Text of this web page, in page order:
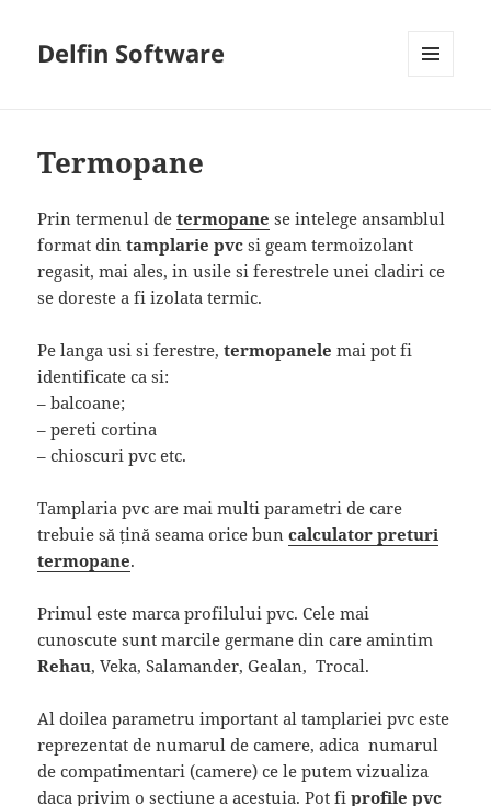
Delfin Software
Termopane
Prin termenul determopane se intelege ansamblul
format dintamplarie pvc si geam termoizolant
regasit, mai ales, in usile si ferestrele unei cladiri ce
se doreste a fi izolata termic.
Pe langa usi si ferestre,termopanele mai pot fi
identificate ca si:
– balcoane;
– pereti cortina
– chioscuri pvc etc.
Tamplaria pvc are mai multi parametri de care
trebuie să țină seama orice buncalculator preturi
termopane.
Primul este marca profilului pvc. Cele mai
cunoscute sunt marcile germane din care amintim
Rehau, Veka, Salamander, Gealan, Trocal.
Al doilea parametru important al tamplariei pvc este
reprezentat de numarul de camere, adica numarul
de compatimentari (camere) ce le putem vizualiza
daca privim o sectiune a acestuia. Pot fiprofile pvc